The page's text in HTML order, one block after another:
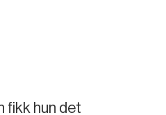
fikk hun det